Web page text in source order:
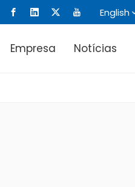
English
Empresa Notícias